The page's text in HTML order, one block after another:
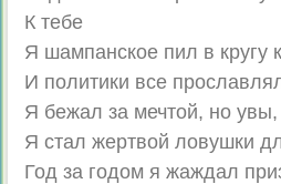
К тебе
Я шампанское пил в кругу
И политики все
Я бежал за мечтой, но увы,
Я стал жертвой ловушки
Год за годом я жаждал